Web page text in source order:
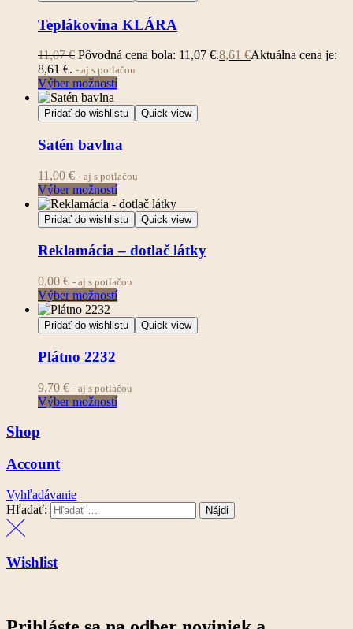
Teplákovina KLÁRA
11,07€ Pôvodná cena bola: 11,07 €.8,61 €Aktuálna cena je:
8,61 €. - aj s potlačou
Výber možností
Pridať do wishlistu Quick view
Satén bavlna
11,00 € - aj s potlačou
Výber možností
Pridať do wishlistu Quick view
Reklamácia – dotlač látky
0,00 € - aj s potlačou
Výber možností
Pridať do wishlistu Quick view
Plátno 2232
9,70 € - aj s potlačou
Výber možností
Shop
Account
Vyhľadávanie
Hľadať:
Wishlist